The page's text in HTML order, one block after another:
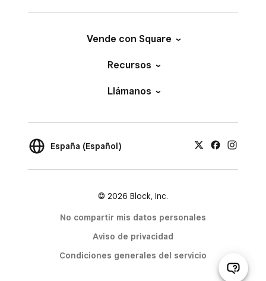
Vende con Square
Recursos
Llámanos
España (Español)
© 2026 Block, Inc.
No compartir mis datos personales
Aviso de privacidad
Condiciones generales del servicio